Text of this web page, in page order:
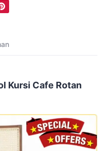
Kursi Cafe Rotan